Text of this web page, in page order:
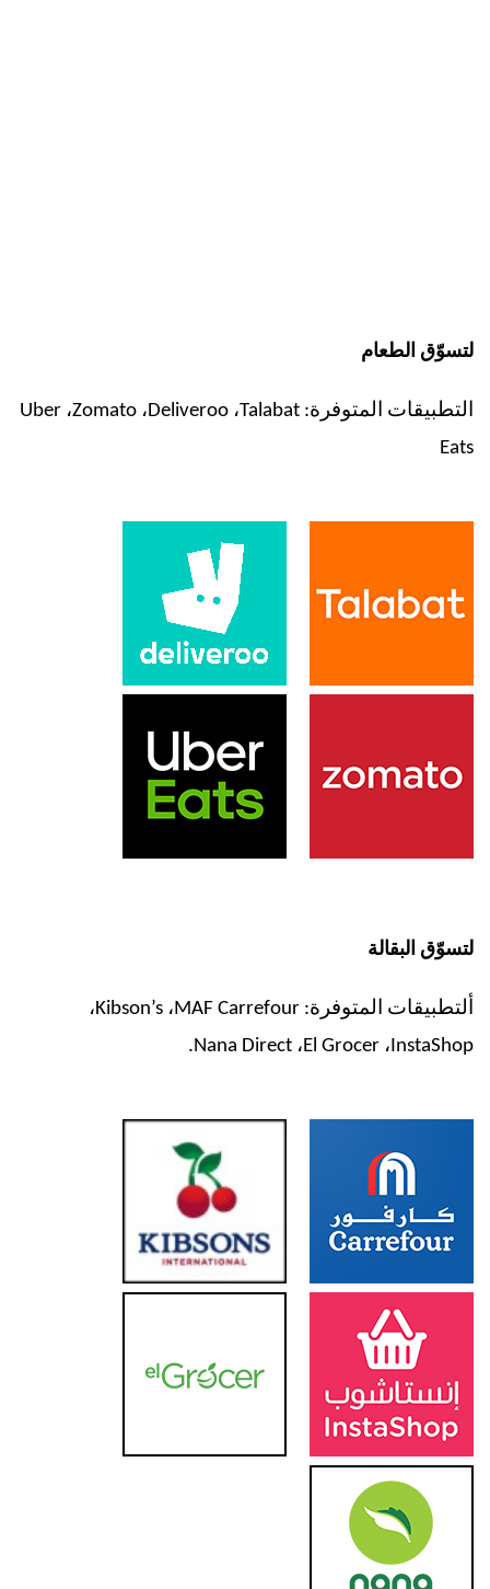
لتسوّق الطعام
التطبيقات المتوفرة: Talabat، Deliveroo، Zomato، Uber
Eats
لتسوّق البقالة
ألتطبيقات المتوفرة: MAF Carrefour، Kibson’s،
InstaShop، El Grocer، Nana Direct
.